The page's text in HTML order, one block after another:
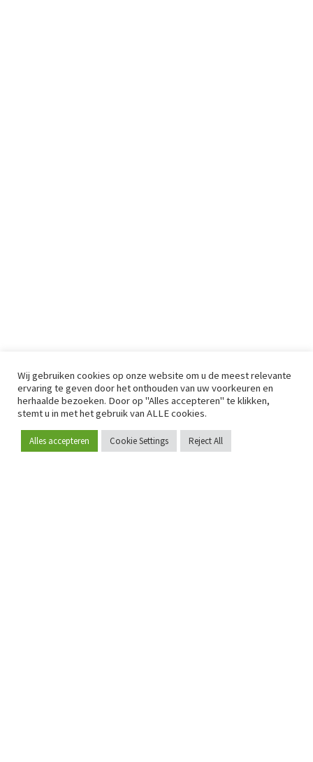
Word lid
Wij gebruiken cookies op onze website om u de meest relevante
ervaring te geven door het onthouden van uw voorkeuren en
herhaalde bezoeken. Door op "Alles accepteren" te klikken,
stemt u in met het gebruik van ALLE cookies.
Alles accepteren Cookie Settings Reject All